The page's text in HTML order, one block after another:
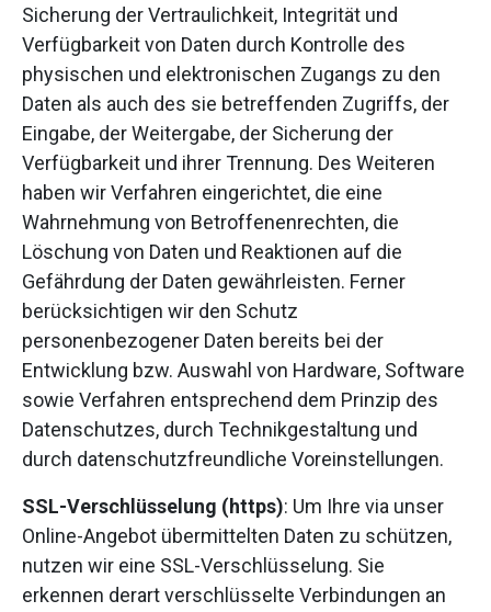
Sicherung der Vertraulichkeit, Integrität und
Verfügbarkeit von Daten durch Kontrolle des
physischen und elektronischen Zugangs zu den
Daten als auch des sie betreffenden Zugriffs, der
Eingabe, der Weitergabe, der Sicherung der
Verfügbarkeit und ihrer Trennung. Des Weiteren
haben wir Verfahren eingerichtet, die eine
Wahrnehmung von Betroffenenrechten, die
Löschung von Daten und Reaktionen auf die
Gefährdung der Daten gewährleisten. Ferner
berücksichtigen wir den Schutz
personenbezogener Daten bereits bei der
Entwicklung bzw. Auswahl von Hardware, Software
sowie Verfahren entsprechend dem Prinzip des
Datenschutzes, durch Technikgestaltung und
durch datenschutzfreundliche Voreinstellungen.
SSL-Verschlüsselung (https): Um Ihre via unser
Online-Angebot übermittelten Daten zu schützen,
nutzen wir eine SSL-Verschlüsselung. Sie
erkennen derart verschlüsselte Verbindungen an